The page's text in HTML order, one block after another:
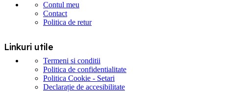
Contul meu
Contact
Politica de retur
Linkuri utile
Termeni si conditii
Politica de confidentialitate
Politica Cookie - Setari
Declarație de accesibilitate